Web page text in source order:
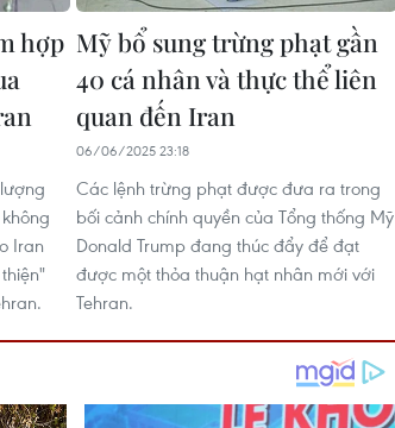
hợp
Iran
Mỹ bổ sung trừng phạt gần
40 cá nhân và thực thể liên
quan đến Iran
06/06/2025 23:18
Các lệnh trừng phạt được đưa ra trong
bối cảnh chính quyền của Tổng thống Mỹ
Donald Trump đang thúc đẩy để đạt
được một thỏa thuận hạt nhân mới với
Tehran.